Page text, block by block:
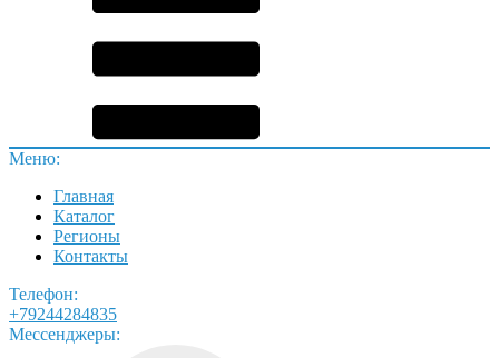
Меню:
Главная
Каталог
Регионы
Контакты
Телефон:
+79244284835
Мессенджеры: